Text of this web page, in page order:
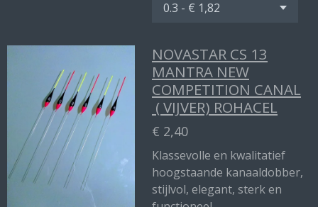
NOVASTAR CS 13
MANTRA NEW
COMPETITION CANAL
( VIJVER) ROHACEL
€ 2,40
Klassevolle en kwalitatief
hoogstaande kanaaldobber,
stijlvol, elegant, sterk en